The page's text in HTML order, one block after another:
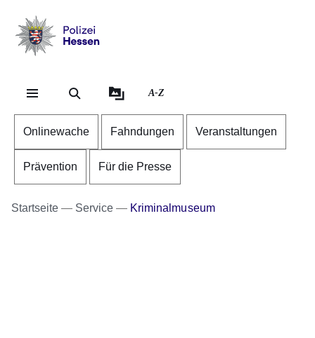
Hessen
A-Z
Onlinewache Fahndungen Veranstaltungen
Prävention Für die Presse
Startseite Service Kriminalmuseum